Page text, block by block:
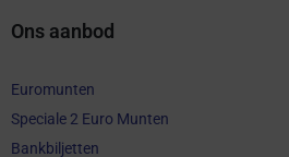
Ons aanbod
Euromunten
Speciale 2 Euro Munten
Bankbiljetten